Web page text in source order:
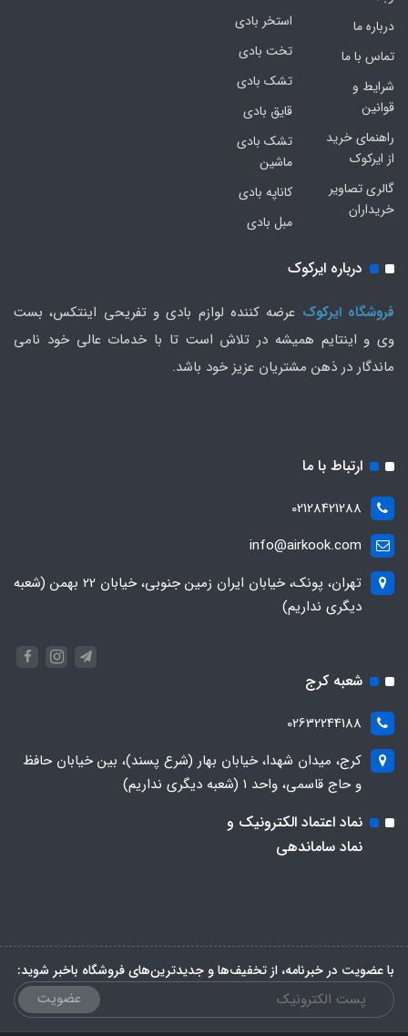
درباره ما
تماس با ما
شرایط و
قوانین
راهنمای خرید
از ایرکوک
گالری تصاویر
خریداران
استخر بادی
تخت بادی
تشک بادی
قایق بادی
تشک بادی
ماشین
کاناپه بادی
مبل بادی
درباره ایرکوک
فروشگاه ایرکوک عرضه کننده لوازم بادی و تفریحی اینتکس، بست
وی و اینتایم همیشه در تلاش است تا با خدمات عالی خود نامی
ماندگار در ذهن مشتریان عزیز خود باشد.
ارتباط با ما
02128421288
info@airkook.com
تهران، پونک، خیابان ایران زمین جنوبی، خیابان 22 بهمن (شعبه
دیگری نداریم)
شعبه کرج
02632244188
کرج، میدان شهدا، خیابان بهار (شرع پسند)، بین خیابان حافظ
و حاج قاسمی، واحد ۱ (شعبه دیگری نداریم)
نماد اعتماد الکترونیک و
نماد ساماندهی
با عضویت در خبرنامه، از تخفیف‌ها و جدیدترین‌های فروشگاه باخبر شوید:
عضویت